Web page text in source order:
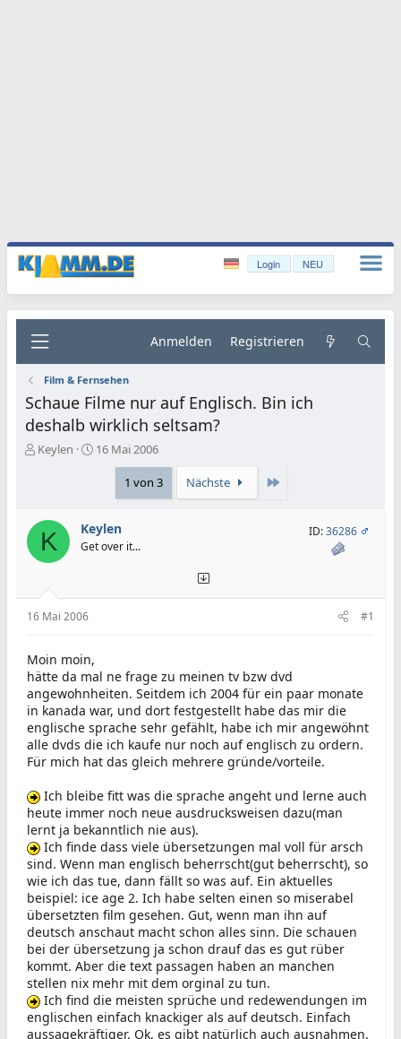
Login NEU
Anmelden Registrieren
Film & Fernsehen
Schaue Filme nur auf Englisch. Bin ich
deshalb wirklich seltsam?
E
l
e
Keylen
E
l
l
16 Mai 2006
1 von 3 Nächste
K Keylen
Get over it...
ID:36286
16 Mai 2006 #1
Moin moin,
hätte da mal ne frage zu meinen tv bzw dvd
angewohnheiten. Seitdem ich 2004 für ein paar monate
in kanada war, und dort festgestellt habe das mir die
englische sprache sehr gefählt, habe ich mir angewöhnt
alle dvds die ich kaufe nur noch auf englisch zu ordern.
Für mich hat das gleich mehrere gründe/vorteile.
Ich bleibe fitt was die sprache angeht und lerne auch
heute immer noch neue ausdrucksweisen dazu(man
lernt ja bekanntlich nie aus).
Ich finde dass viele übersetzungen mal voll für arsch
sind. Wenn man englisch beherrscht(gut beherrscht), so
wie ich das tue, dann fällt so was auf. Ein aktuelles
beispiel: ice age 2. Ich habe selten einen so miserabel
übersetzten film gesehen. Gut, wenn man ihn auf
deutsch anschaut macht schon alles sinn. Die schauen
bei der übersetzung ja schon drauf das es gut rüber
kommt. Aber die text passagen haben an manchen
stellen nix mehr mit dem orginal zu tun.
Ich find die meisten sprüche und redewendungen im
englischen einfach knackiger als auf deutsch. Einfach
aussagekräftiger. Ok, es gibt natürlich auch ausnahmen.